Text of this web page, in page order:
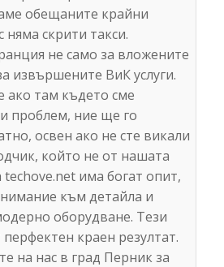
обещаните крайни
няма скрити такси.
не само за вложените
извършените ВиК услуги.
ако там където сме
проблем, ние ще го
освен ако не сте викали
който не от нашата
има богат опит,
към детайла и
оборудване. Тези
краен резултат.
на нас в град Перник за